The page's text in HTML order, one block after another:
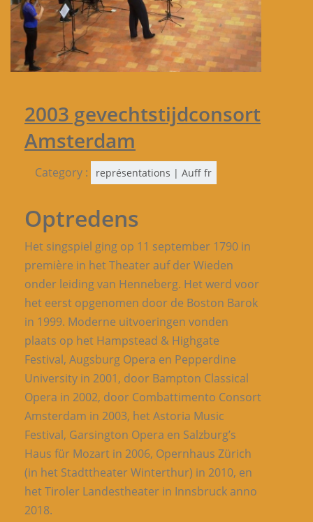
2003 gevechtstijdconsort
Amsterdam
Category : représentations | Auff fr
Optredens
Het singspiel ging op 11 september 1790 in
première in het Theater auf der Wieden
onder leiding van Henneberg. Het werd voor
het eerst opgenomen door de Boston Barok
in 1999. Moderne uitvoeringen vonden
plaats op het Hampstead & Highgate
Festival, Augsburg Opera en Pepperdine
University in 2001, door Bampton Classical
Opera in 2002, door Combattimento Consort
Amsterdam in 2003, het Astoria Music
Festival, Garsington Opera en Salzburg’s
Haus für Mozart in 2006, Opernhaus Zürich
(in het Stadttheater Winterthur) in 2010, en
het Tiroler Landestheater in Innsbruck anno
2018.